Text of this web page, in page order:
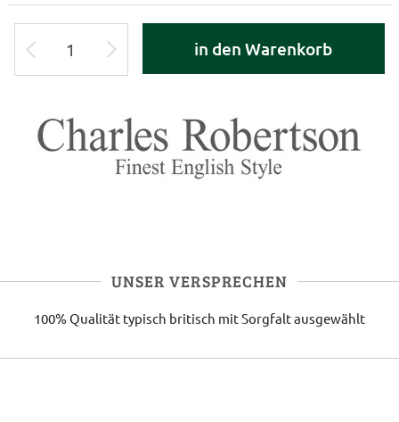
in den Warenkorb
UNSER VERSPRECHEN
100% Qualität typisch britisch mit Sorgfalt ausgewählt